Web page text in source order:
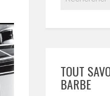
TOUT
BARBE